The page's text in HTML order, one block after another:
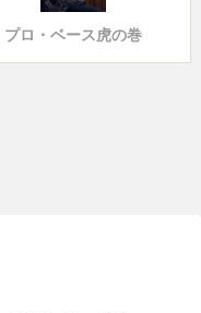
プロ・ベース虎の巻